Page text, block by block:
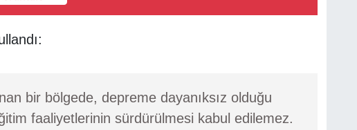
bir bölgede, depreme dayanıksız olduğu
faaliyetlerinin sürdürülmesi kabul edilemez.